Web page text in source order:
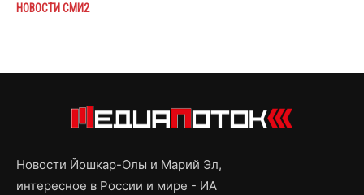
НОВОСТИ СМИ2
Новости Йошкар-Олы и Марий Эл,
интересное в России и мире - ИА